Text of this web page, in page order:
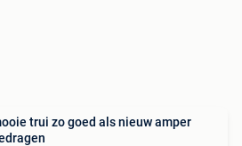
trui zo goed als nieuw amper